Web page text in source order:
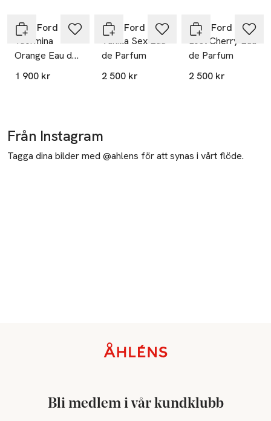
Tom Ford
Taormina
Orange Eau de
Parfum
1 900 kr
Tom Ford
Vanilla Sex Eau
de Parfum
2 500 kr
Tom Ford
Lost Cherry Eau
de Parfum
2 500 kr
Från Instagram
Tagga dina bilder med @ahlens för att synas i vårt flöde.
Bli medlem i vår kundklubb